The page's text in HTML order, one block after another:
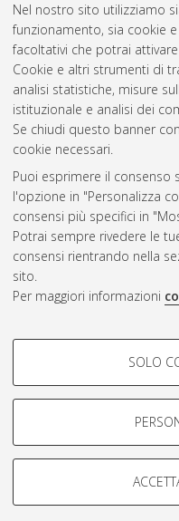
Nel nostro sito utilizziamo
funzionamento, sia cookie
facoltativi che potrai
Cookie e altri strumenti di
analisi statistiche, misure
istituzionale e analisi dei
Se chiudi questo banner
cookie necessari.
Puoi esprimere il consenso
l'opzione in "Personalizza
consensi più specifici in
Potrai sempre rivedere le
consensi rientrando nella
sito.
Per maggiori informazioni
COOKIE DI
Si tratta di cookie utilizzati
navigazione degli utenti,
Mostra cookie di
COOKIE TECNICI -
SOLO
Spadi, Tiberio (2023)
Phase Drives for Radial
Università di Bologna,
dell’energia elettrica [LM-
Questa lista e' stata
Atom
Rss 1.0
Rss 2.0
AMS Laurea
Impostazioni Cookie
Informativa sulla privacy
Condizioni d’uso del sito